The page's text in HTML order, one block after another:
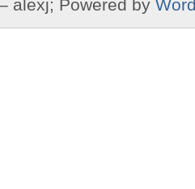
alexj; Powered by